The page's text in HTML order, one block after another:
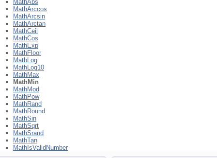
MathAbs
MathArccos
MathArcsin
MathArctan
MathCeil
MathCos
MathExp
MathFloor
MathLog
MathLog10
MathMax
MathMin
MathMod
MathPow
MathRand
MathRound
MathSin
MathSqrt
MathSrand
MathTan
MathIsValidNumber